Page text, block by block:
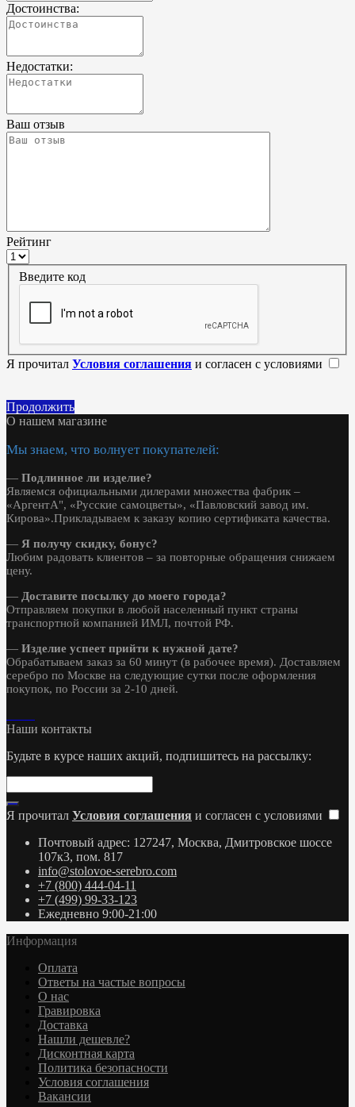
Достоинства:
Недостатки:
Ваш отзыв
Рейтинг
Введите код
Я прочитал Условия соглашения и согласен с условиями
Продолжить
О нашем магазине
Мы знаем, что волнует покупателей:
— Подлинное ли изделие?
Являемся официальными дилерами множества фабрик –
«АргентА", «Русские самоцветы», «Павловский завод им.
Кирова».Прикладываем к заказу копию сертификата качества.
— Я получу скидку, бонус?
Любим радовать клиентов – за повторные обращения снижаем
цену.
— Доставите посылку до моего города?
Отправляем покупки в любой населенный пункт страны
транспортной компанией ИМЛ, почтой РФ.
— Изделие успеет прийти к нужной дате?
Обрабатываем заказ за 60 минут (в рабочее время). Доставляем
серебро по Москве на следующие сутки после оформления
покупок, по России за 2-10 дней.
Наши контакты
Будьте в курсе наших акций, подпишитесь на рассылку:
Я прочитал Условия соглашения и согласен с условиями
Почтовый адрес: 127247, Москва, Дмитровское шоссе
107к3, пом. 817
info@stolovoe-serebro.com
+7 (800) 444-04-11
+7 (499) 99-33-123
Ежедневно 9:00-21:00
Информация
Оплата
Ответы на частые вопросы
О нас
Гравировка
Доставка
Нашли дешевле?
Дисконтная карта
Политика безопасности
Условия соглашения
Вакансии